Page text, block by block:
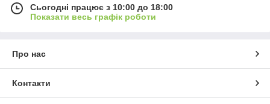
Сьогодні працює з 10:00 до 18:00
Показати весь графік роботи
Про нас
Контакти